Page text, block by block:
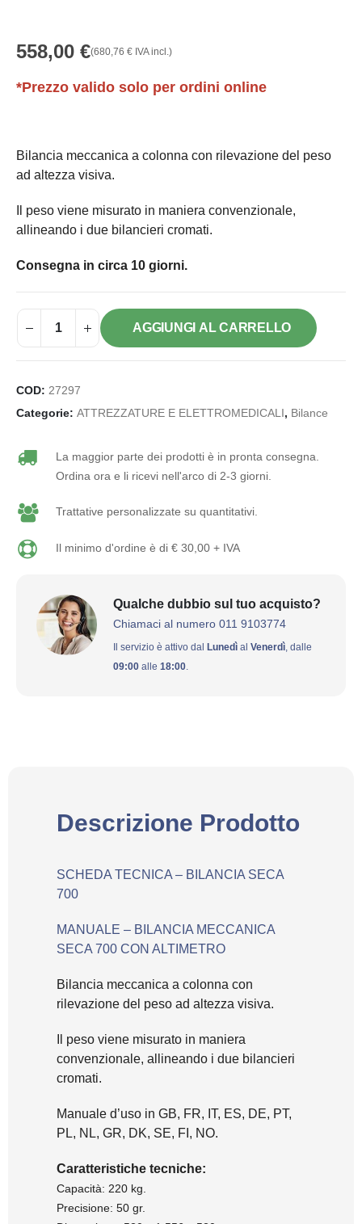
558,00 €(680,76 € IVA incl.)
*Prezzo valido solo per ordini online
Bilancia meccanica a colonna con rilevazione del peso
ad altezza visiva.
Il peso viene misurato in maniera convenzionale,
allineando i due bilancieri cromati.
Consegna in circa 10 giorni.
AGGIUNGI AL CARRELLO
COD: 27297
Categorie: ATTREZZATURE E ELETTROMEDICALI , Bilance
La maggior parte dei prodotti è in pronta consegna.
Ordina ora e li ricevi nell'arco di 2-3 giorni.
Trattative personalizzate su quantitativi.
Il minimo d'ordine è di € 30,00 + IVA
Qualche dubbio sul tuo acquisto?
Chiamaci al numero 011 9103774
Il servizio è attivo dal Lunedì al Venerdì , dalle
09:00 alle 18:00
Descrizione Prodotto
SCHEDA TECNICA – BILANCIA SECA
700
MANUALE – BILANCIA MECCANICA
SECA 700 CON ALTIMETRO
Bilancia meccanica a colonna con
rilevazione del peso ad altezza visiva.
Il peso viene misurato in maniera
convenzionale, allineando i due bilancieri
cromati.
Manuale d’uso in GB, FR, IT, ES, DE, PT,
PL, NL, GR, DK, SE, FI, NO.
Caratteristiche tecniche:
Capacità: 220 kg.
Precisione: 50 gr.